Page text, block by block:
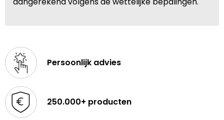
Persoonlijk advies
250.000+ producten